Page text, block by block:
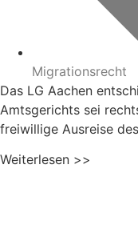
Migrationsrecht
Das LG Aachen
Amtsgerichts sei
freiwillige Ausreise
Weiterlesen >>